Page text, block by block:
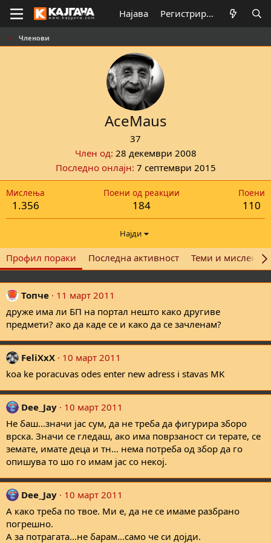
Најава Регистрирај се
Членови
AceMaus
37
Член од 28 декември 2008
Последно онлајн 7 септември 2015
Мислења
1.356
Поени од реакции
184
Поени
110
Најди
Профил пораки Последна активност Теми и мислења
Топче
11 март 2011
друже има ли БП на портал нешто како другиве
предмети? ако да каде се и како да се зачленам?
FeliXxX
10 март 2011
koa ke poracuvas odes enter new adress i stavas MK
Dee_Jay
10 март 2011
Не баш...значи јас сум, да не треба да фигурира зборо
врска. Значи се гледаш, ако има поврзаност си терате, се
земате, имате деца и тн... нема потреба од збор да го
опишува то шо го имам јас со некој.
Dee_Jay
10 март 2011
A како треба по твое. Ми е, да не се имаме разбрано
погрешно.
А за потрагата...не барам...само че си дојди.